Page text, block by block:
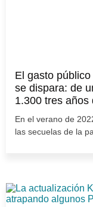
El gasto
se dispara: de
1.300 tres años
En el verano de
las secuelas de la